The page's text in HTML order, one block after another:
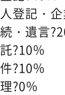
登記・
・遺言
?10％
?10％
?0％